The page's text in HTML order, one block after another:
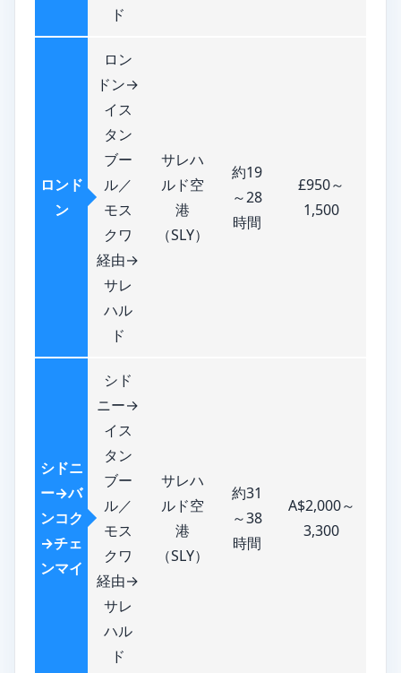
ド
ロンド
ン
ロン
ドン→
イス
タン
ブー
ル／
モス
クワ
経由→
サレ
ハル
ド
サレハ
ルド空
港
（SLY）
約19
～28
時間
£950～
1,500
シドニ
ー→バ
ンコク
→チェ
ンマイ
シド
ニー→
イス
タン
ブー
ル／
モス
クワ
経由→
サレ
ハル
ド
サレハ
ルド空
港
（SLY）
約31
～38
時間
A$2,000～
3,300